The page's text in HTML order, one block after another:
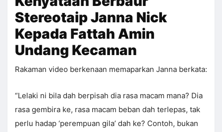
Stereotaip Janna Nick
Kepada Fattah Amin
Undang Kecaman
Rakaman video berkenaan memaparkan Janna berkata:
“Lelaki ni bila dah berpisah dia rasa macam mana? Dia
rasa gembira ke, rasa macam beban dah terlepas, tak
perlu hadap ‘perempuan gila’ dah ke? Contoh, bukan